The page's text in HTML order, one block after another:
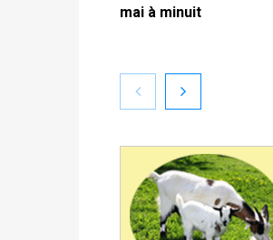
mai à minuit